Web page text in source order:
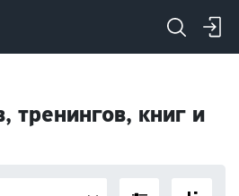
тренингов, книг и